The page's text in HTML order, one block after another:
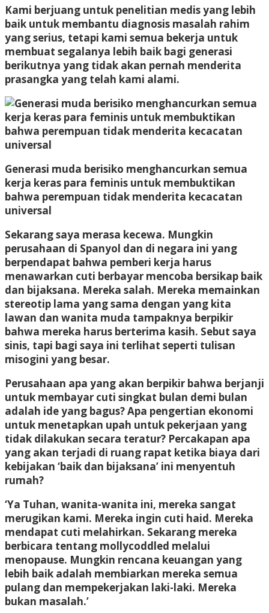
Kami berjuang untuk penelitian medis yang lebih
baik untuk membantu diagnosis masalah rahim
yang serius, tetapi kami semua bekerja untuk
membuat segalanya lebih baik bagi generasi
berikutnya yang tidak akan pernah menderita
prasangka yang telah kami alami.
Generasi muda berisiko menghancurkan semua
kerja keras para feminis untuk membuktikan
bahwa perempuan tidak menderita kecacatan
universal
Sekarang saya merasa kecewa. Mungkin
perusahaan di Spanyol dan di negara ini yang
berpendapat bahwa pemberi kerja harus
menawarkan cuti berbayar mencoba bersikap baik
dan bijaksana. Mereka salah. Mereka memainkan
stereotip lama yang sama dengan yang kita
lawan dan wanita muda tampaknya berpikir
bahwa mereka harus berterima kasih. Sebut saya
sinis, tapi bagi saya ini terlihat seperti tulisan
misogini yang besar.
Perusahaan apa yang akan berpikir bahwa berjanji
untuk membayar cuti singkat bulan demi bulan
adalah ide yang bagus? Apa pengertian ekonomi
untuk menetapkan upah untuk pekerjaan yang
tidak dilakukan secara teratur? Percakapan apa
yang akan terjadi di ruang rapat ketika biaya dari
kebijakan ‘baik dan bijaksana’ ini menyentuh
rumah?
‘Ya Tuhan, wanita-wanita ini, mereka sangat
merugikan kami. Mereka ingin cuti haid. Mereka
mendapat cuti melahirkan. Sekarang mereka
berbicara tentang mollycoddled melalui
menopause. Mungkin rencana keuangan yang
lebih baik adalah membiarkan mereka semua
pulang dan mempekerjakan laki-laki. Mereka
bukan masalah.’